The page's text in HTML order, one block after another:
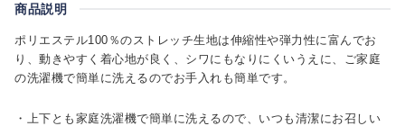
商品説明
ポリエステル100％のストレッチ生地は伸縮性や弾力性に富んでお
り、動きやすく着心地が良く、シワにもなりにくいうえに、ご家庭
の洗濯機で簡単に洗えるのでお手入れも簡単です。
・上下とも家庭洗濯機で簡単に洗えるので、いつも清潔にお召しい